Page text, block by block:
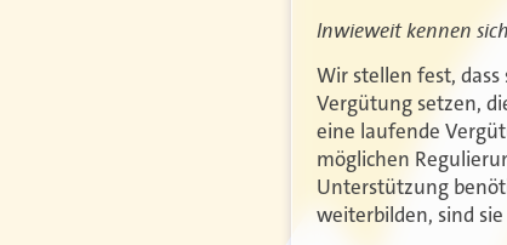
Inwieweit kennen
Wir stellen fest,
Vergütung setzen,
eine laufende
möglichen
Unterstützung
weiterbilden, sind